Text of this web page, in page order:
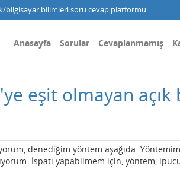
bilimleri soru cevap platformu
Anasayfa Sorular Cevaplanmamış
'ye eşit olmayan
denediğim yöntem aşağıda.
İspatı yapabilmem için, yöntem,